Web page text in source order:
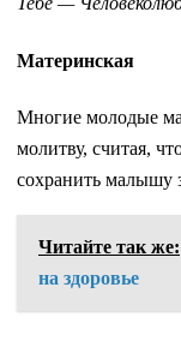
Материнская
Многие молодые
молитву, считая,
сохранить малышу
Читайте так же:
на здоровье